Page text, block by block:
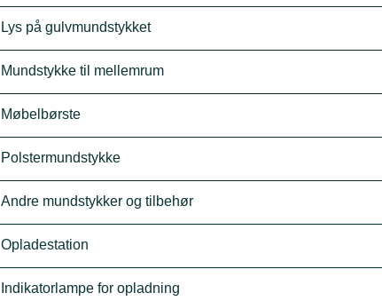
Lys på gulvmundstykket
Mundstykke til mellemrum
Møbelbørste
Polstermundstykke
Andre mundstykker og tilbehør
Opladestation
Indikatorlampe for opladning